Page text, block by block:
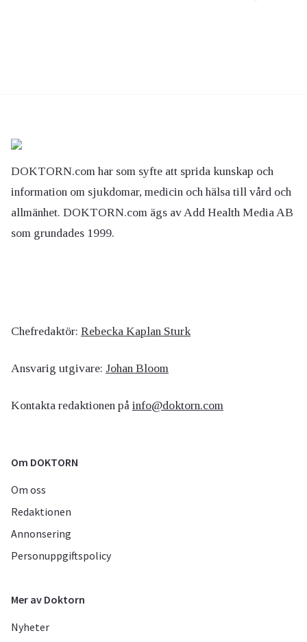
DOKTORN.com har som syfte att sprida kunskap och
information om sjukdomar, medicin och hälsa till vård och
allmänhet. DOKTORN.com ägs av Add Health Media AB
som grundades 1999.
Chefredaktör: Rebecka Kaplan Sturk
Ansvarig utgivare: Johan Bloom
Kontakta redaktionen på info@doktorn.com
Om DOKTORN
Om oss
Redaktionen
Annonsering
Personuppgiftspolicy
Mer av Doktorn
Nyheter